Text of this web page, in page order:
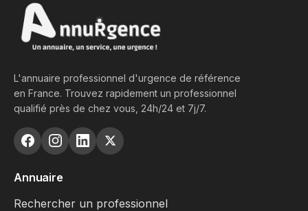
L'annuaire professionnel d'urgence de référence
en France. Trouvez rapidement un professionnel
qualifié près de chez vous, 24h/24 et 7j/7.
Annuaire
Rechercher un professionnel